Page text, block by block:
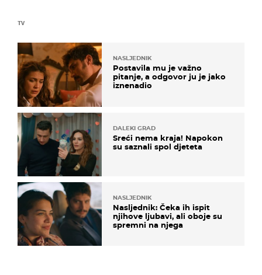
TV
NASLJEDNIK
Postavila mu je važno
pitanje, a odgovor ju je jako
iznenadio
DALEKI GRAD
Sreći nema kraja! Napokon
su saznali spol djeteta
NASLJEDNIK
Nasljednik: Čeka ih ispit
njihove ljubavi, ali oboje su
spremni na njega